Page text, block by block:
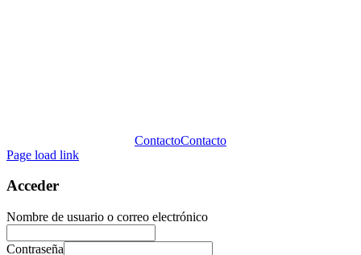
ContactoContacto
Page load link
Acceder
Nombre de usuario o correo electrónico
Contraseña